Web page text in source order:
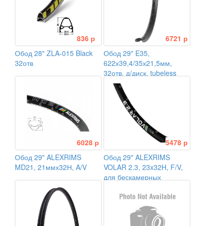
836 р
Обод 28" ZLA-015 Black
32отв
6721 р
Обод 29" E35,
622х39,4/35х21,5мм,
32отв, д/диск, tubeless
ready
6028 р
Обод 29" ALEXRIMS
MD21, 21ммх32Н, A/V
5478 р
Обод 29" ALEXRIMS
VOLAR 2.3, 23x32H, F/V,
для бескамерных